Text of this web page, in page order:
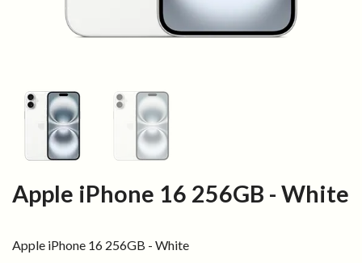
Apple iPhone 16 256GB - White
Apple iPhone 16 256GB - White